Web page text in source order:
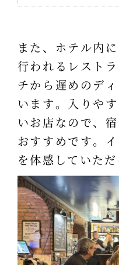
また、ホテル内
行われるレスト
チから遅めのデ
います。入りや
いお店なので、
おすすめです。
を体感していた